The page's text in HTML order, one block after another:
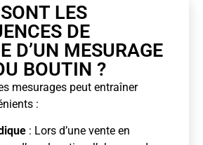
LES
DE
D’UN MESURAGE
BOUTIN ?
mesurages peut entraîner
:
: Lors d’une vente en